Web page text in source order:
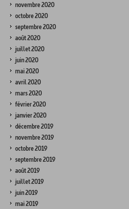
novembre 2020
octobre 2020
septembre 2020
août 2020
juillet 2020
juin 2020
mai 2020
avril 2020
mars 2020
février 2020
janvier 2020
décembre 2019
novembre 2019
octobre 2019
septembre 2019
août 2019
juillet 2019
juin 2019
mai 2019